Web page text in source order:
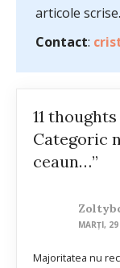
articole scrise.
Contact:
11
Categoric
ceaun…”
MARȚI,
Majoritatea nu